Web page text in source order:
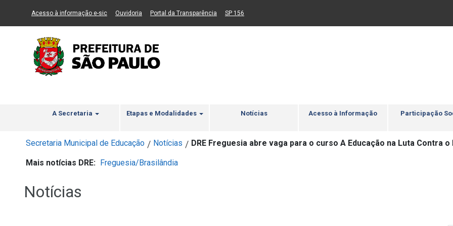
Ir ao Conteúdo Ir para menu principal 2 Ir para busca Ir para rodapé
Acesso à informação e-sic(Link para um novo sítio)
Ouvidoria (Link para um novo sítio)
Portal da Transparência (Link para um novo sítio)
SP 156
A Secretaria Etapas e Modalidades Notícias Acesso à Informação Participação
Secretaria Municipal de Educação / Notícias / DRE Freguesia abre vaga para o curso A Educação na Luta Contra o
Mais notícias DRE: Freguesia/Brasilândia
Notícias